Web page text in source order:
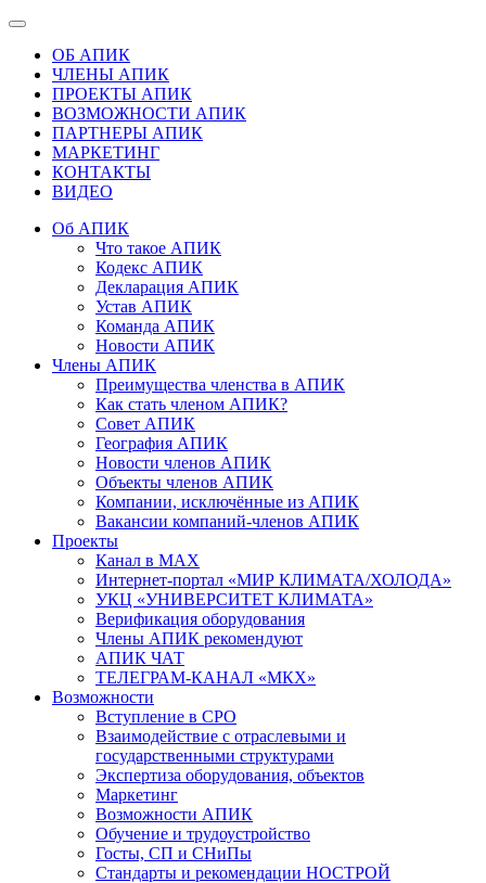
ОБ АПИК
ЧЛЕНЫ АПИК
ПРОЕКТЫ АПИК
ВОЗМОЖНОСТИ АПИК
ПАРТНЕРЫ АПИК
МАРКЕТИНГ
КОНТАКТЫ
ВИДЕО
Об АПИК
Что такое АПИК
Кодекс АПИК
Декларация АПИК
Устав АПИК
Команда АПИК
Новости АПИК
Члены АПИК
Преимущества членства в АПИК
Как стать членом АПИК?
Совет АПИК
География АПИК
Новости членов АПИК
Объекты членов АПИК
Компании, исключённые из АПИК
Вакансии компаний-членов АПИК
Проекты
Канал в MAX
Интернет-портал «МИР КЛИМАТА/ХОЛОДА»
УКЦ «УНИВЕРСИТЕТ КЛИМАТА»
Верификация оборудования
Члены АПИК рекомендуют
АПИК ЧАТ
ТЕЛЕГРАМ-КАНАЛ «МКХ»
Возможности
Вступление в СРО
Взаимодействие с отраслевыми и
государственными структурами
Экспертиза оборудования, объектов
Маркетинг
Возможности АПИК
Обучение и трудоустройство
Госты, СП и СНиПы
Стандарты и рекомендации НОСТРОЙ